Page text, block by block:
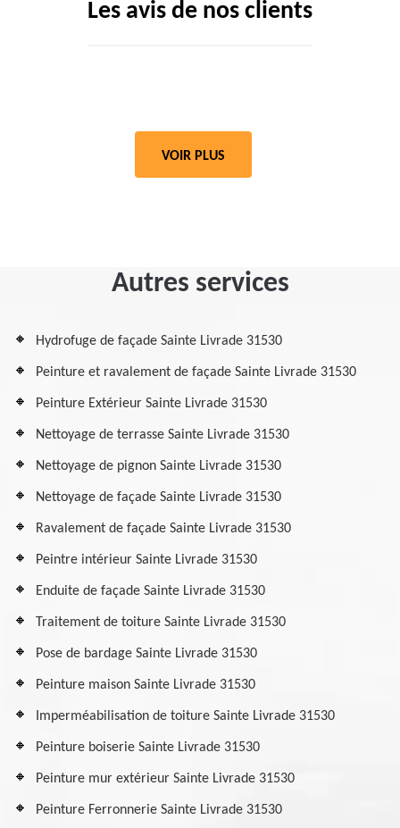
Les avis de nos clients
VOIR PLUS
Autres services
Hydrofuge de façade Sainte Livrade 31530
Peinture et ravalement de façade Sainte Livrade 31530
Peinture Extérieur Sainte Livrade 31530
Nettoyage de terrasse Sainte Livrade 31530
Nettoyage de pignon Sainte Livrade 31530
Nettoyage de façade Sainte Livrade 31530
Ravalement de façade Sainte Livrade 31530
Peintre intérieur Sainte Livrade 31530
Enduite de façade Sainte Livrade 31530
Traitement de toiture Sainte Livrade 31530
Pose de bardage Sainte Livrade 31530
Peinture maison Sainte Livrade 31530
Imperméabilisation de toiture Sainte Livrade 31530
Peinture boiserie Sainte Livrade 31530
Peinture mur extérieur Sainte Livrade 31530
Peinture Ferronnerie Sainte Livrade 31530